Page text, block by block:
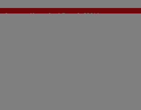
Ancora più prodotti fino al -60%*>